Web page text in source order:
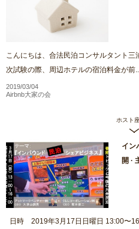
こんにちは、合法民泊コンサルタント三
次試験の際、周辺ホテルの宿泊料金が前
2019/03/04
Airbnb大家の会
ホスト
イン
開 ·
日時 2019年3月17日日曜日 13:00〜